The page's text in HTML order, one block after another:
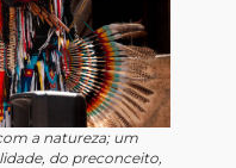
a natureza; um
do preconceito,